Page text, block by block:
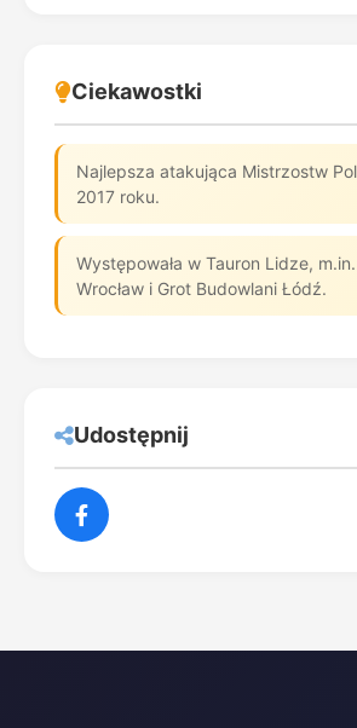
Ciekawostki
Najlepsza atakująca Mistrzostw
2017 roku.
Występowała w Tauron Lidze,
Wrocław i Grot Budowlani Łódź.
Udostępnij